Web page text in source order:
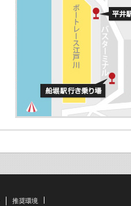
推奨環境